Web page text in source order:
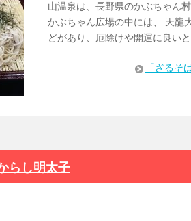
山温泉は、長野県のかぶちゃん
かぶちゃん広場の中には、 天龍
どがあり、厄除けや開運に良いと
「ざるそ
らし明太子